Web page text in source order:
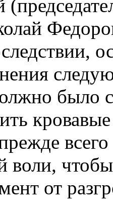
было
воли,
от